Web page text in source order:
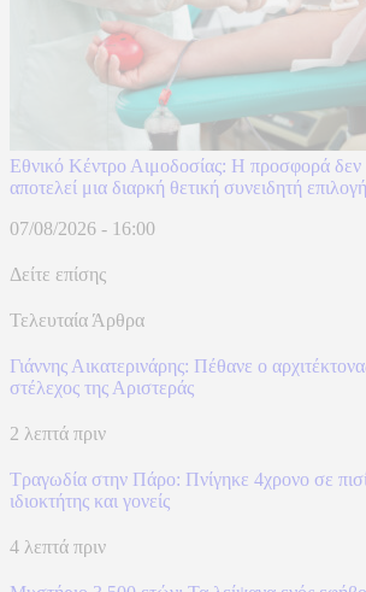
Εθνικό Κέντρο Αιμοδοσίας: H προσφορά δεν
αποτελεί μια διαρκή θετική συνειδητή επιλογή
07/08/2026 - 16:00
Δείτε επίσης
Τελευταία Άρθρα
Γιάννης Αικατερινάρης: Πέθανε ο
στέλεχος της Αριστεράς
2 λεπτά πριν
Τραγωδία στην Πάρο: Πνίγηκε 4χρονο σε
ιδιοκτήτης και γονείς
4 λεπτά πριν